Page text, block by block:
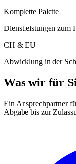
Komplette Palette
Dienstleistungen zum
CH & EU
Abwicklung in der
Was wir für
Ein Ansprechpartner
Abgabe bis zur